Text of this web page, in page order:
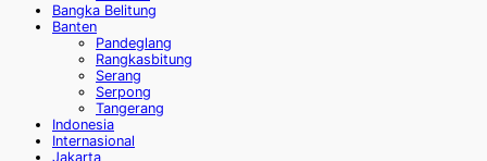
Bangka Belitung
Banten
Pandeglang
Rangkasbitung
Serang
Serpong
Tangerang
Indonesia
Internasional
Jakarta